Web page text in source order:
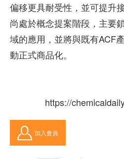
偏移更具耐受性，並可提升
尚處於概念提案階段，主要
域的應用，並將與既有ACF
動正式商品化。
https://
加入會員